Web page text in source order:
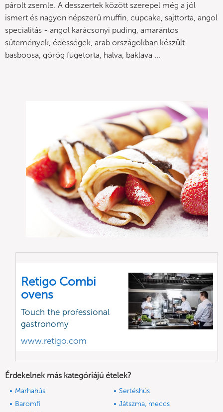
párolt zsemle. A desszertek között szerepel még a jól
ismert és nagyon népszerű muffin, cupcake, sajttorta, angol
specialitás - angol karácsonyi puding, amarántos
sütemények, édességek, arab országokban készült
basboosa, görög fügetorta, halva, baklava ...
Retigo Combi
ovens
Touch the professional
gastronomy
www.retigo.com
Érdekelnek más kategóriájú ételek?
Marhahús
Sertéshús
Baromfi
Játszma, meccs